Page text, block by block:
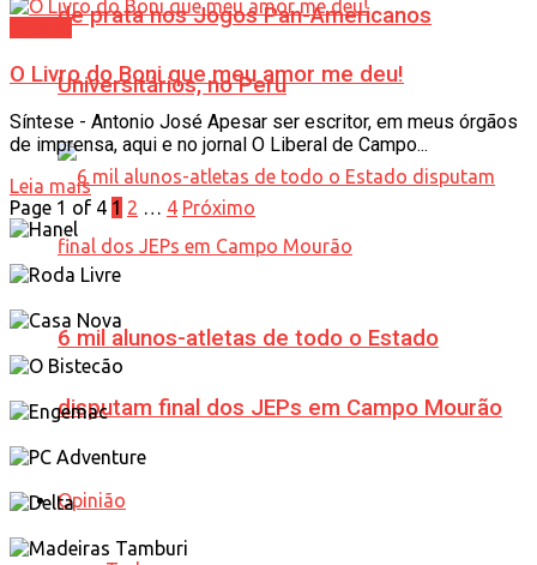
de prata nos Jogos Pan-Americanos
Universitários, no Peru
6 mil alunos-atletas de todo o Estado
disputam final dos JEPs em Campo Mourão
Opinião
O Livro do Boni que meu amor me deu!
Síntese - Antonio José Apesar ser escritor, em meus órgãos
de imprensa, aqui e no jornal O Liberal de Campo...
Leia mais
Page 1 of 4 1 2 4 Próximo